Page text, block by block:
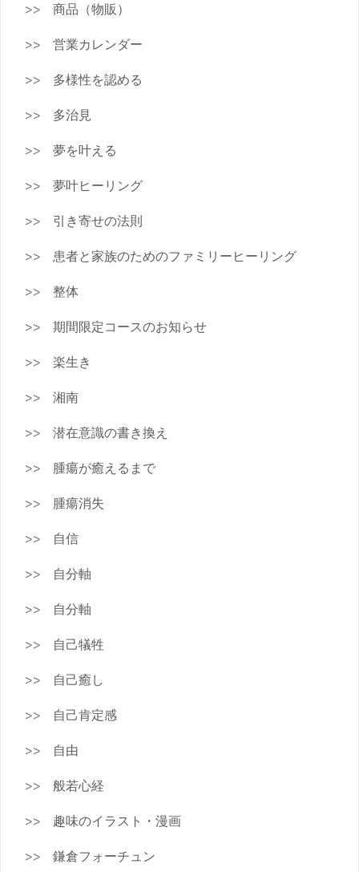
商品（物販）
営業カレンダー
多様性を認める
多治見
夢を叶える
夢叶ヒーリング
引き寄せの法則
患者と家族のためのファミリーヒーリング
整体
期間限定コースのお知らせ
楽生き
湘南
潜在意識の書き換え
腫瘍が癒えるまで
腫瘍消失
自信
自分軸
自分軸
自己犠牲
自己癒し
自己肯定感
自由
般若心経
趣味のイラスト・漫画
鎌倉フォーチュン